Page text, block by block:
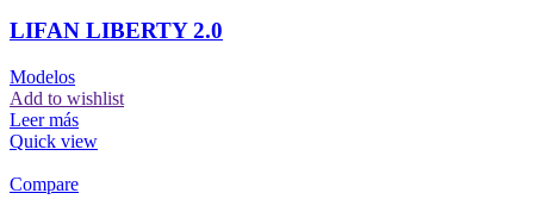
LIFAN LIBERTY 2.0
Modelos
Add to wishlist
Leer más
Quick view
Compare